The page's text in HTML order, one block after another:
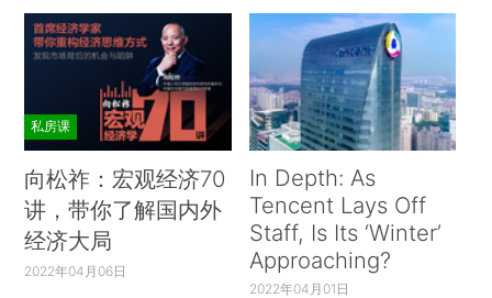
私房课
向松祚：宏观经济70
讲，带你了解国内外
经济大局
2022年04月06日
In Depth: As
Tencent Lays Off
Staff, Is Its ‘Winter’
Approaching?
2022年04月01日